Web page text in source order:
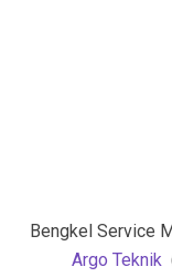
Bengkel Service
Argo Teknik